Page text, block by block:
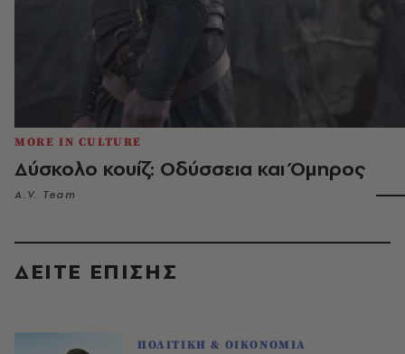
MORE IN CULTURE
Δύσκολο κουίζ: Οδύσσεια και Όμηρος
A.V. Team
ΔΕΙΤΕ ΕΠΙΣΗΣ
ΠΟΛΙΤΙΚΗ & ΟΙΚΟΝΟΜΙΑ